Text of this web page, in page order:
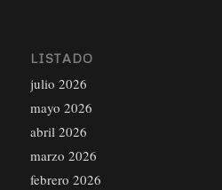
LISTADO
julio 2026
mayo 2026
abril 2026
marzo 2026
febrero 2026